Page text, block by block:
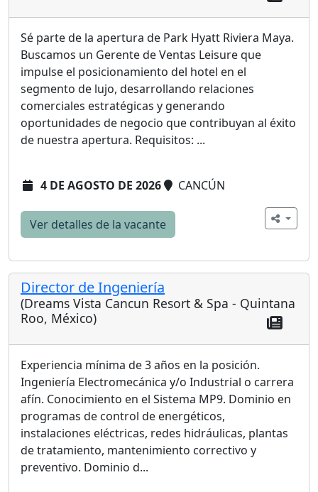
Sé parte de la apertura de Park Hyatt Riviera Maya.
Buscamos un Gerente de Ventas Leisure que
impulse el posicionamiento del hotel en el
segmento de lujo, desarrollando relaciones
comerciales estratégicas y generando
oportunidades de negocio que contribuyan al éxito
de nuestra apertura. Requisitos: ...
4 DE AGOSTO DE 2026 CANCÚN
Ver detalles de la vacante
Director de Ingeniería
(Dreams Vista Cancun Resort & Spa - Quintana
Roo, México)
Experiencia mínima de 3 años en la posición.
Ingeniería Electromecánica y/o Industrial o carrera
afín. Conocimiento en el Sistema MP9. Dominio en
programas de control de energéticos,
instalaciones eléctricas, redes hidráulicas, plantas
de tratamiento, mantenimiento correctivo y
preventivo. Dominio d...